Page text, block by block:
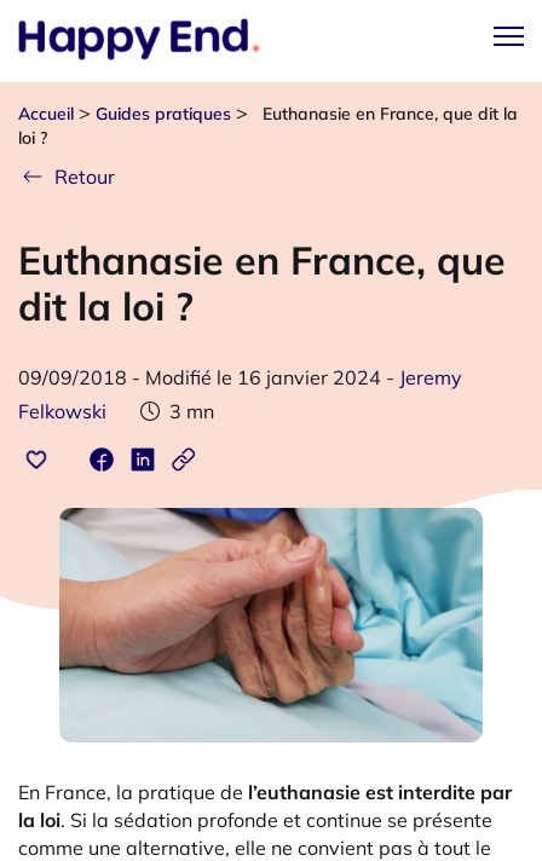
Accueil > Guides pratiques >
Euthanasie en France, que dit la
loi ?
Retour
Euthanasie en France, que
dit la loi ?
09/09/2018 - Modifié le 16 janvier 2024 - Jeremy
Felkowski
3 mn
En France, la pratique de l’euthanasie est interdite par
la loi. Si la sédation profonde et continue se présente
comme une alternative, elle ne convient pas à tout le